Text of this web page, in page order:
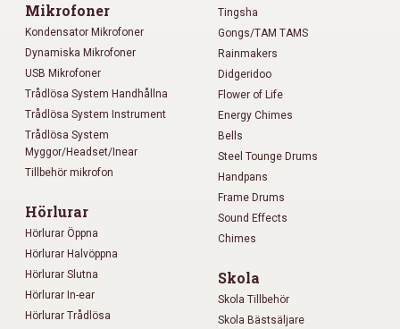
Mikrofoner
Kondensator Mikrofoner
Dynamiska Mikrofoner
USB Mikrofoner
Trådlösa System Handhållna
Trådlösa System Instrument
Trådlösa System
Myggor/Headset/Inear
Tillbehör mikrofon
Hörlurar
Hörlurar Öppna
Hörlurar Halvöppna
Hörlurar Slutna
Hörlurar In-ear
Hörlurar Trådlösa
Tingsha
Gongs/TAM TAMS
Rainmakers
Didgeridoo
Flower of Life
Energy Chimes
Bells
Steel Tounge Drums
Handpans
Frame Drums
Sound Effects
Chimes
Skola
Skola Tillbehör
Skola Bästsäljare